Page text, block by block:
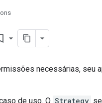
necessárias, seu
de uso. O Strategy